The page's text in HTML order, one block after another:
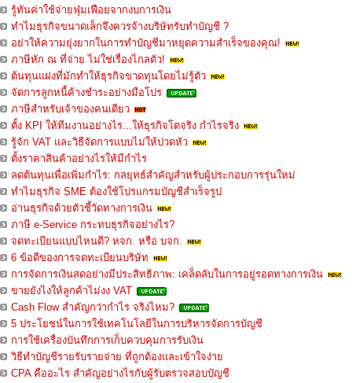
รู้ทันค่าใช้จ่ายฟุ่มเฟือยจากงบการเงิน
ทำไมธุรกิจขนาดเล็กจึงควรจ้างบริษัทรับทำบัญชี ?
อย่าให้ความยุ่งยากในการทำบัญชีมาหยุดความสำเร็จของคุณ!
ภาษีหัก ณ ที่จ่าย ไม่ใช่เรื่องไกลตัว!
ต้นทุนแฝงที่มักทำให้ธุรกิจขาดทุนโดยไม่รู้ตัว
จัดการลูกหนี้ค้างชำระอย่างมือโปร
ภาษีสำหรับเจ้าของคนเดียว
ตั้ง KPI ให้ทีมงานอย่างไร...ให้ธุรกิจโตจริง กำไรจริง
รู้จัก VAT และวิธีจัดการแบบไม่ให้ปวดหัว
ตั้งราคาสินค้าอย่างไรให้มีกำไร
ลดต้นทุนเพื่อเพิ่มกำไร: กลยุทธ์สำคัญสำหรับผู้ประกอบการรุ่นใหม่
ทำไมธุรกิจ SME ต้องใช้โปรแกรมบัญชีสำเร็จรูป
อ่านธุรกิจด้วยตัวชี้วัดทางการเงิน
ภาษี e-Service กระทบธุรกิจอย่างไร?
จดทะเบียนแบบไหนดี? หจก. หรือ บจก.
6 ข้อดีของการจดทะเบียนบริษัท
การจัดการเงินสดอย่างมีประสิทธิภาพ: เคล็ดลับในการอยู่รอดทางการเงิน
ขายยังไงให้ลูกค้าไม่งง VAT
Cash Flow สำคัญกว่ากำไร จริงไหม?
5 ประโยชน์ในการใช้เทคโนโลยีในการบริหารจัดการบัญชี
การใช้เครื่องบันทึกการเก็บควบคุมการรับเงิน
วิธีทำบัญชีรายรับรายจ่าย ที่ถูกต้องและเข้าใจง่าย
CPA คืออะไร สำคัญอย่างไรกับผู้รับตรวจสอบบัญชี